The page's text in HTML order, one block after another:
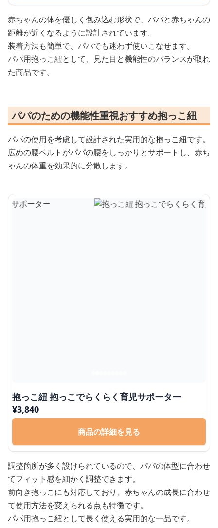
赤ちゃんの体を優しく包み込む形状で、パパと赤ちゃんの
距離が近くなるように設計されています。
装着方法も簡単で、パパでも迷わず使いこなせます。
パパ用抱っこ紐として、見た目と機能性のバランスが取れ
た商品です。
パパのための機能性重視おすすめ抱っこ紐
パパの使用を考慮して設計された実用的な抱っこ紐です。
広めの腰ベルトがパパの腰をしっかりとサポートし、赤ち
ゃんの体重を効果的に分散します。
抱っこ紐 抱っこでらくらく育児サポーター
¥3,840
商品の詳細を見る
調整箇所が多く設けられているので、パパの体型に合わせ
てフィット感を細かく調整できます。
前向き抱っこにも対応しており、赤ちゃんの成長に合わせ
て使用方法を変えられる点も特徴です。
パパ用抱っこ紐として長く使える実用的な一品です。